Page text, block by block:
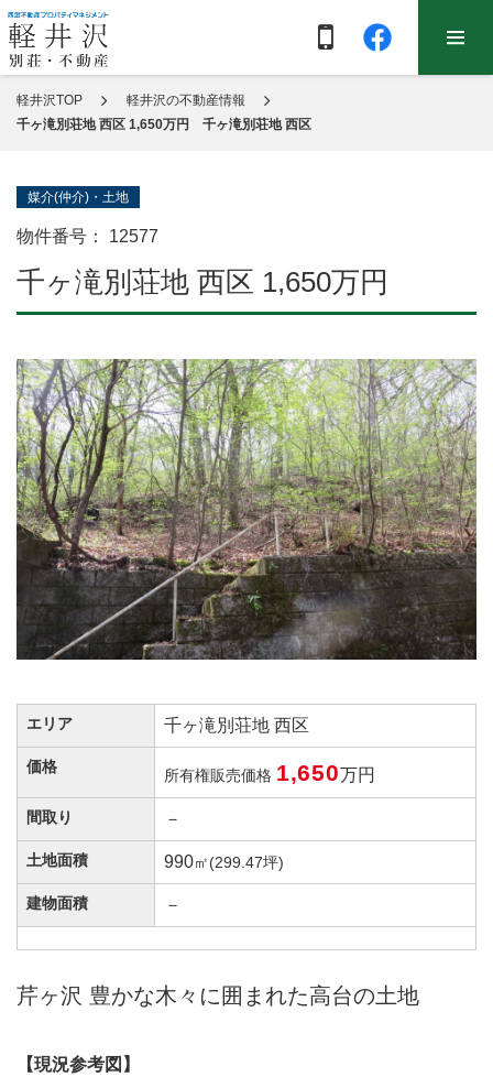
軽井沢TOP
軽井沢の不動産情報
千ヶ滝別荘地 西区 1,650万円 千ヶ滝別荘地 西区
媒介(仲介)・土地
物件番号： 12577
千ヶ滝別荘地 西区 1,650万円
エリア 千ヶ滝別荘地 西区
価格 所有権販売価格 1,650 万円
間取り －
土地面積 990㎡(299.47坪)
建物面積 －
芹ヶ沢 豊かな木々に囲まれた高台の土地
【現況参考図】